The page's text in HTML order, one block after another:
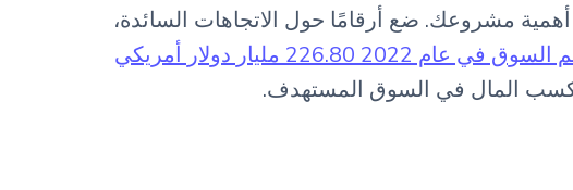
مشروعك. ضع أرقامًا حول الاتجاهات السائدة،
عام 2022 226.80 مليار دولار أمريكي